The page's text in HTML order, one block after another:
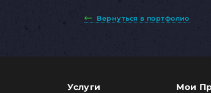
Вернуться в портфолио
Услуги Мои